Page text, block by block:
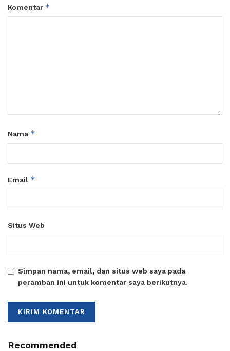
Komentar *
Nama *
Email *
Situs Web
Simpan nama, email, dan situs web saya pada
peramban ini untuk komentar saya berikutnya.
Recommended